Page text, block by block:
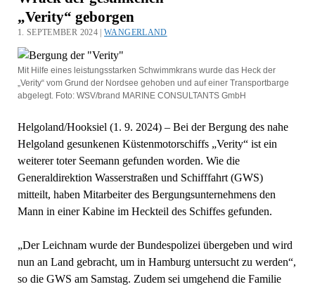
„Verity“ geborgen
1. SEPTEMBER 2024 |WANGERLAND
Mit Hilfe eines leistungsstarken Schwimmkrans wurde das Heck der
„Verity“ vom Grund der Nordsee gehoben und auf einer Transportbarge
abgelegt. Foto: WSV/brand MARINE CONSULTANTS GmbH
Helgoland/Hooksiel (1. 9. 2024) – Bei der Bergung des nahe
Helgoland gesunkenen Küstenmotorschiffs „Verity“ ist ein
weiterer toter Seemann gefunden worden. Wie die
Generaldirektion Wasserstraßen und Schifffahrt (GWS)
mitteilt, haben Mitarbeiter des Bergungsunternehmens den
Mann in einer Kabine im Heckteil des Schiffes gefunden.
„Der Leichnam wurde der Bundespolizei übergeben und wird
nun an Land gebracht, um in Hamburg untersucht zu werden“,
so die GWS am Samstag. Zudem sei umgehend die Familie